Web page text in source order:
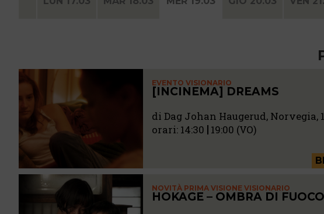
EVENTO VISIONARIO
[INCINEMA] DREAMS
di Dag Johan Haugerud, Norvegia,
orari: 14:30 19:00 (VO)
NOVITÀ PRIMA VISIONE VISIONARIO
HOKAGE – OMBRA DI FUOCO